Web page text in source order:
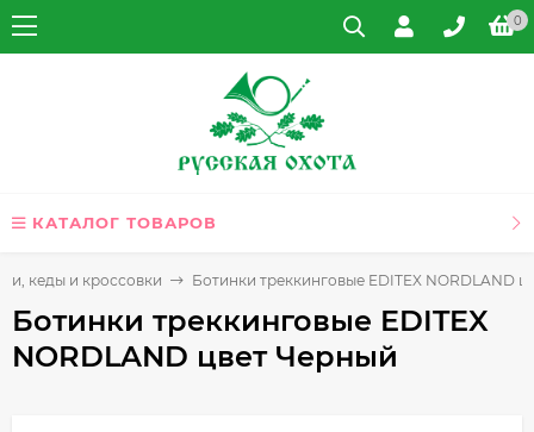
0
КАТАЛОГ ТОВАРОВ
кеды и кроссовки Ботинки треккинговые EDITEX NORDLAND
Ботинки треккинговые EDITEX
NORDLAND цвет Черный